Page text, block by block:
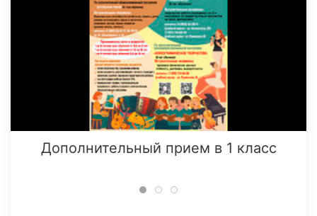
Дополнительный прием в 1 класс